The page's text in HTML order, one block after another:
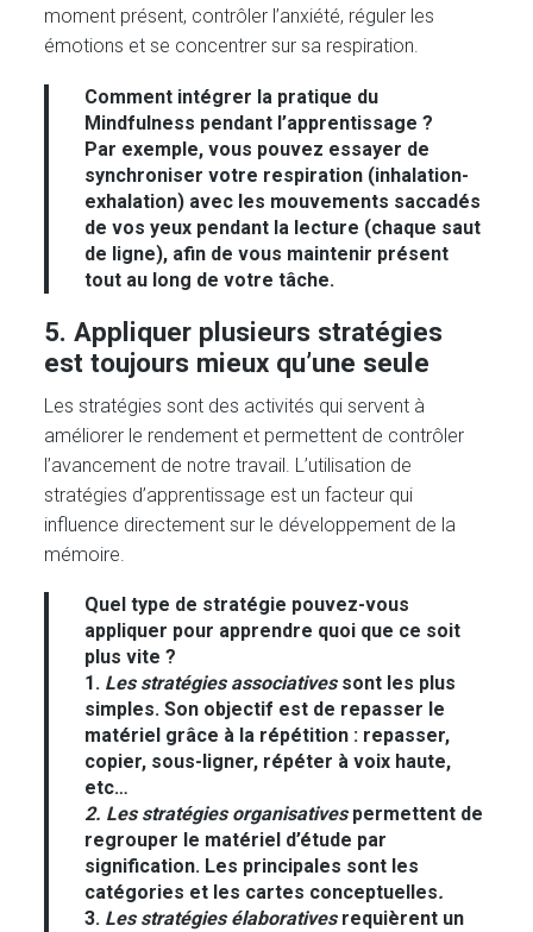
moment présent, contrôler l’anxiété, réguler les
émotions et se concentrer sur sa respiration.
Comment intégrer la pratique du
Mindfulness pendant l’apprentissage ?
Par exemple, vous pouvez essayer de
synchroniser votre respiration (inhalation-
exhalation) avec les mouvements saccadés
de vos yeux pendant la lecture (chaque saut
de ligne), afin de vous maintenir présent
tout au long de votre tâche.
5. Appliquer plusieurs stratégies
est toujours mieux qu’une seule
Les stratégies sont des activités qui servent à
améliorer le rendement et permettent de contrôler
l’avancement de notre travail. L’utilisation de
stratégies d’apprentissage est un facteur qui
influence directement sur le développement de la
mémoire.
Quel type de stratégie pouvez-vous
appliquer pour apprendre quoi que ce soit
plus vite ?
1. Les stratégiesassociativessont les plus
simples. Son objectif est de repasser le
matériel grâce à la répétition : repasser,
copier, sous-ligner, répéter à voix haute,
etc…
2. Les stratégies organisativespermettent de
regrouper le matériel d’étude par
signification. Les principales sont les
catégories et les cartes conceptuelles.
3. Les stratégies élaborativesrequièrent un